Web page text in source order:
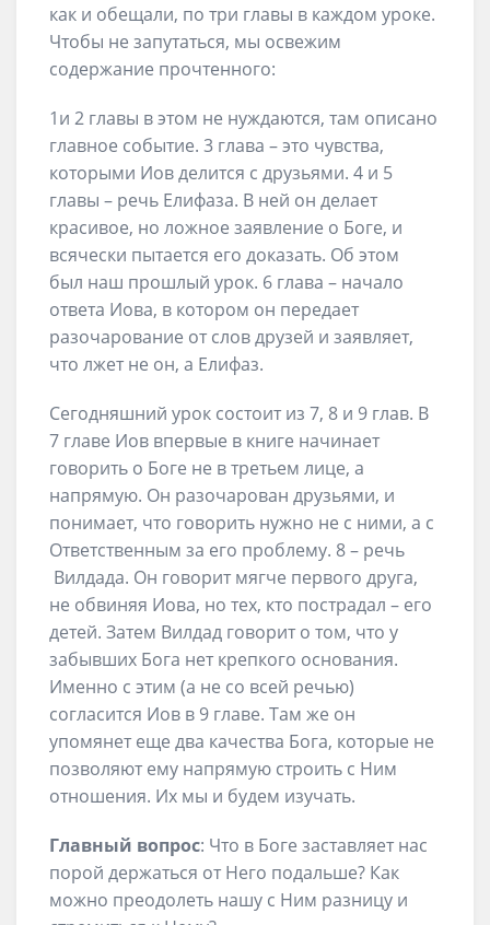
как и обещали, по три главы в каждом уроке.
Чтобы не запутаться, мы освежим
содержание прочтенного:
1и 2 главы в этом не нуждаются, там описано
главное событие. 3 глава – это чувства,
которыми Иов делится с друзьями. 4 и 5
главы – речь Елифаза. В ней он делает
красивое, но ложное заявление о Боге, и
всячески пытается его доказать. Об этом
был наш прошлый урок. 6 глава – начало
ответа Иова, в котором он передает
разочарование от слов друзей и заявляет,
что лжет не он, а Елифаз.
Сегодняшний урок состоит из 7, 8 и 9 глав. В
7 главе Иов впервые в книге начинает
говорить о Боге не в третьем лице, а
напрямую. Он разочарован друзьями, и
понимает, что говорить нужно не с ними, а с
Ответственным за его проблему. 8 – речь
Вилдада. Он говорит мягче первого друга,
не обвиняя Иова, но тех, кто пострадал – его
детей. Затем Вилдад говорит о том, что у
забывших Бога нет крепкого основания.
Именно с этим (а не со всей речью)
согласится Иов в 9 главе. Там же он
упомянет еще два качества Бога, которые не
позволяют ему напрямую строить с Ним
отношения. Их мы и будем изучать.
Главный вопрос: Что в Боге заставляет нас
порой держаться от Него подальше? Как
можно преодолеть нашу с Ним разницу и